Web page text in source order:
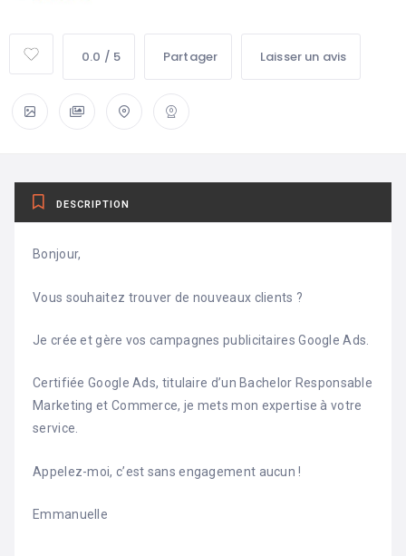
0.0 / 5 Partager Laisser un avis
DESCRIPTION
Bonjour,
Vous souhaitez trouver de nouveaux clients ?
Je crée et gère vos campagnes publicitaires Google Ads.
Certifiée Google Ads, titulaire d’un Bachelor Responsable
Marketing et Commerce, je mets mon expertise à votre
service.
Appelez-moi, c’est sans engagement aucun !
Emmanuelle